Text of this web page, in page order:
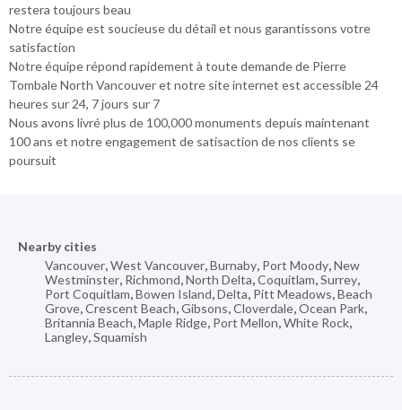
restera toujours beau
Notre équipe est soucieuse du détail et nous garantissons votre
satisfaction
Notre équipe répond rapidement à toute demande de Pierre
Tombale North Vancouver et notre site internet est accessible 24
heures sur 24, 7 jours sur 7
Nous avons livré plus de 100,000 monuments depuis maintenant
100 ans et notre engagement de satisaction de nos clients se
poursuit
Nearby cities
Vancouver,West Vancouver,Burnaby, Port Moody,New
Westminster, Richmond,North Delta,Coquitlam,Surrey,
Port Coquitlam,Bowen Island,Delta, Pitt Meadows,Beach
Grove,Crescent Beach,Gibsons,Cloverdale,Ocean Park,
Britannia Beach,Maple Ridge, Port Mellon,White Rock,
Langley,Squamish